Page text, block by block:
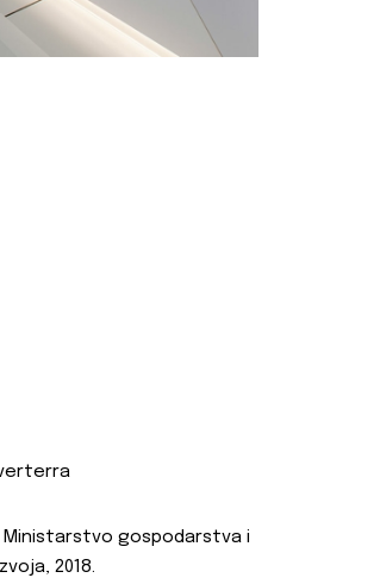
Ministarstvo gospodarstva i
2018.